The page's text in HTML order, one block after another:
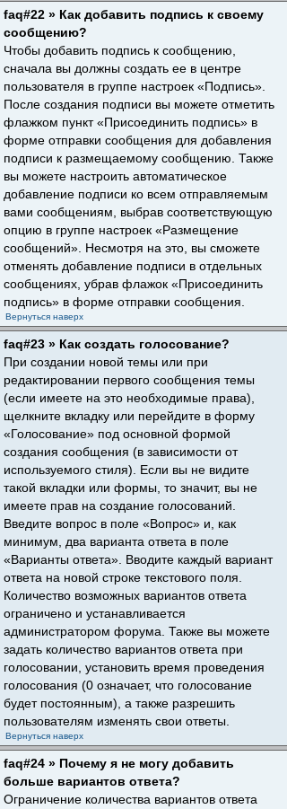
faq#22 » Как добавить подпись к своему
сообщению?
Чтобы добавить подпись к сообщению,
сначала вы должны создать ее в центре
пользователя в группе настроек «Подпись».
После создания подписи вы можете отметить
флажком пункт «Присоединить подпись» в
форме отправки сообщения для добавления
подписи к размещаемому сообщению. Также
вы можете настроить автоматическое
добавление подписи ко всем отправляемым
вами сообщениям, выбрав соответствующую
опцию в группе настроек «Размещение
сообщений». Несмотря на это, вы сможете
отменять добавление подписи в отдельных
сообщениях, убрав флажок «Присоединить
подпись» в форме отправки сообщения.
Вернуться наверх
faq#23 » Как создать голосование?
При создании новой темы или при
редактировании первого сообщения темы
(если имеете на это необходимые права),
щелкните вкладку или перейдите в форму
«Голосование» под основной формой
создания сообщения (в зависимости от
используемого стиля). Если вы не видите
такой вкладки или формы, то значит, вы не
имеете прав на создание голосований.
Введите вопрос в поле «Вопрос» и, как
минимум, два варианта ответа в поле
«Варианты ответа». Вводите каждый вариант
ответа на новой строке текстового поля.
Количество возможных вариантов ответа
ограничено и устанавливается
администратором форума. Также вы можете
задать количество вариантов ответа при
голосовании, установить время проведения
голосования (0 означает, что голосование
будет постоянным), а также разрешить
пользователям изменять свои ответы.
Вернуться наверх
faq#24 » Почему я не могу добавить
больше вариантов ответа?
Ограничение количества вариантов ответа